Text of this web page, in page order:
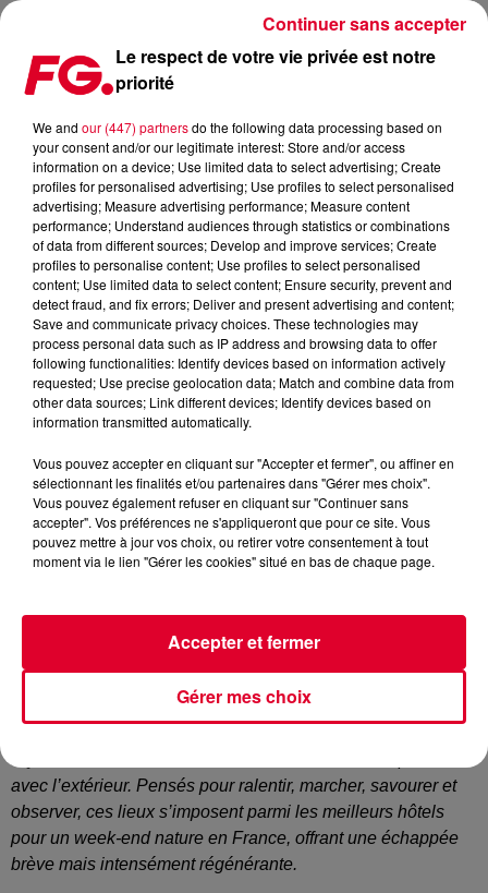
LES MEILLEURS HÔTELS POUR UN WEEK-END NATURE EN
Publié : 11 février 2026 à 17h48
cœur du paysage, faisant de la nature le fil conducteur du
avec l’extérieur. Pensés pour ralentir, marcher, savourer et
observer, ces lieux s’imposent parmi les meilleurs hôtels
pour un week-end nature en France, offrant une échappée
brève mais intensément régénérante.
Le respect de votre vie privée est notre
priorité
We and our (447) partnersdo the following data processing based on
your consent and/or our legitimate interest: Store and/or access
information on a device; Use limited data to select advertising; Create
profiles for personalised advertising; Use profiles to select personalised
advertising; Measure advertising performance; Measure content
performance; Understand audiences through statistics or combinations
of data from different sources; Develop and improve services; Create
profiles to personalise content; Use profiles to select personalised
content; Use limited data to select content; Ensure security, prevent and
detect fraud, and fix errors; Deliver and present advertising and content;
Save and communicate privacy choices. These technologies may
process personal data such as IP address and browsing data to offer
following functionalities: Identify devices based on information actively
requested; Use precise geolocation data; Match and combine data from
other data sources; Link different devices; Identify devices based on
information transmitted automatically.
Vous pouvez accepter en cliquant sur "Accepter et fermer", ou affiner en
sélectionnant les finalités et/ou partenaires dans "Gérer mes choix".
Vous pouvez également refuser en cliquant sur "Continuer sans
accepter". Vos préférences ne s'appliqueront que pour ce site. Vous
pouvez mettre à jour vos choix, ou retirer votre consentement à tout
moment via le lien "Gérer les cookies" situé en bas de chaque page.
Gérer mes choix
Accepter et fermer
Continuer sans accepter